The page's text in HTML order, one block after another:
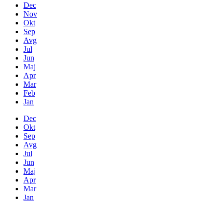
Dec
Nov
Okt
Sep
Avg
Jul
Jun
Maj
Apr
Mar
Feb
Jan
Dec
Okt
Sep
Avg
Jul
Jun
Maj
Apr
Mar
Jan